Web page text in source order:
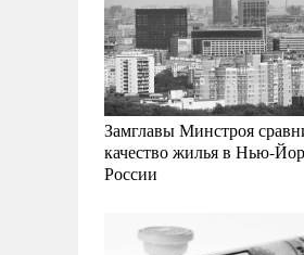
Замглавы Минстроя
качество жилья в Нью-
России